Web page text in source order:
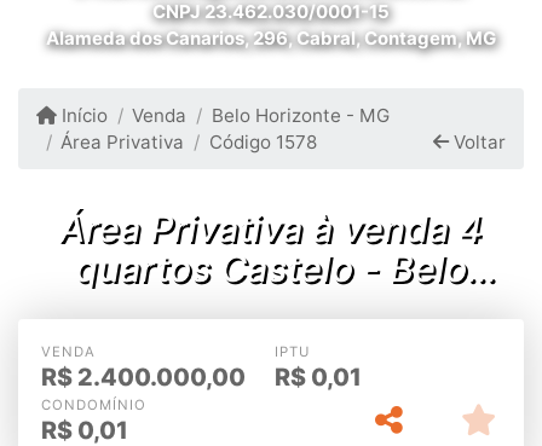
CNPJ 23.462.030/0001-15
Alameda dos Canarios, 296, Cabral, Contagem, MG
Início Venda
Belo Horizonte - MG
Área Privativa
Código 1578 Voltar
Área Privativa à venda 4
quartos Castelo - Belo
Horizonte/MG
VENDA
R$ 2.400.000,00
IPTU
R$ 0,01
CONDOMÍNIO
R$ 0,01